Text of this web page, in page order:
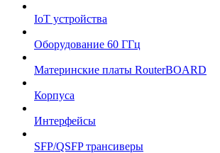
IoT устройства
Оборудование 60 ГГц
Материнские платы RouterBOARD
Корпуса
Интерфейсы
SFP/QSFP трансиверы